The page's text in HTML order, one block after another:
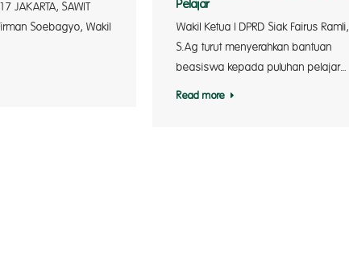
JAKARTA, SAWIT
Soebagyo, Wakil
Pelajar
Wakil Ketua I DPRD Siak Fairus Ramli,
S.Ag turut menyerahkan bantuan
beasiswa kepada puluhan pelajar…
Read more